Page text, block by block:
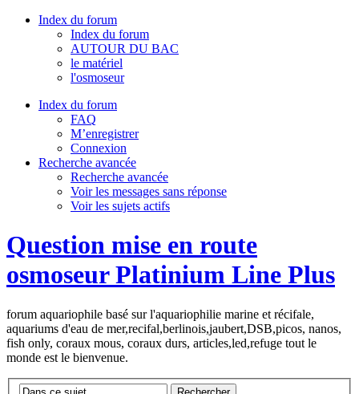
Index du forum
Index du forum
AUTOUR DU BAC
le matériel
l'osmoseur
Index du forum
FAQ
M’enregistrer
Connexion
Recherche avancée
Recherche avancée
Voir les messages sans réponse
Voir les sujets actifs
Question mise en route
osmoseur Platinium Line Plus
forum aquariophile basé sur l'aquariophilie marine et récifale,
aquariums d'eau de mer,recifal,berlinois,jaubert,DSB,picos, nanos,
fish only, coraux mous, coraux durs, articles,led,refuge tout le
monde est le bienvenue.